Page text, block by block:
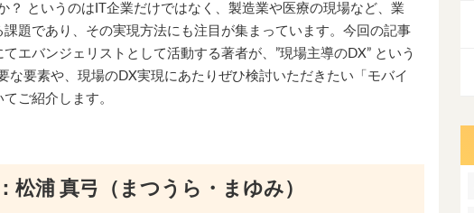
？ というのはIT企業だけではなく、製造業や医療の現場など、業
題であり、その実現方法にも注目が集まっています。今回の記事
エバンジェリストとして活動する著者が、”現場主導のDX” という
な要素や、現場のDX実現にあたりぜひ検討いただきたい「モバイ
ご紹介します。
松浦 真弓（まつうら・まゆみ）